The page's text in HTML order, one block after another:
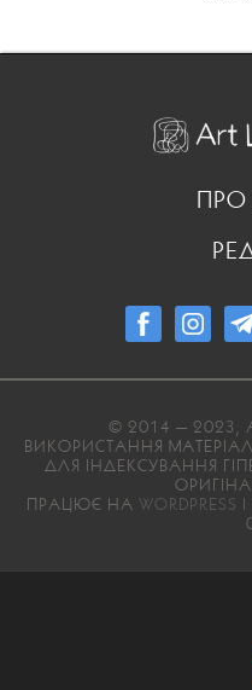
ПРО
© 2014 — 2023,
ВИКОРИСТАННЯ
ДЛЯ ІНДЕКСУВАННЯ
ПРАЦЮЄ НА WORDPRESS |